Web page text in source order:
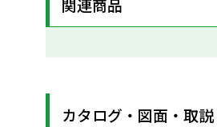
関連商品
カタログ・図面・取説